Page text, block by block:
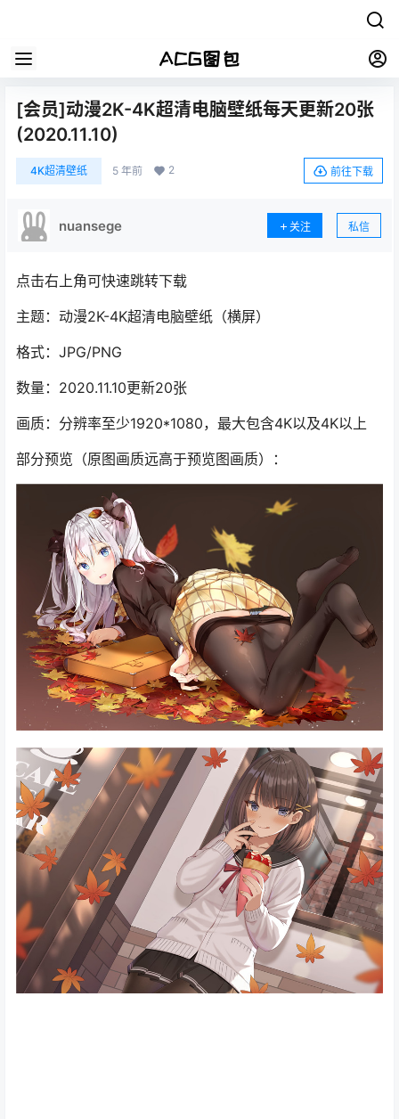
[会员]动漫2K-4K超清电脑壁纸每天更新20张
(2020.11.10)
4K超清壁纸 5 年前 2 前往下载
nuansege 关注 私信
点击右上角可快速跳转下载
主题：动漫2K-4K超清电脑壁纸（横屏）
格式：JPG/PNG
数量：2020.11.10更新20张
画质：分辨率至少1920*1080，最大包含4K以及4K以上
部分预览（原图画质远高于预览图画质）：